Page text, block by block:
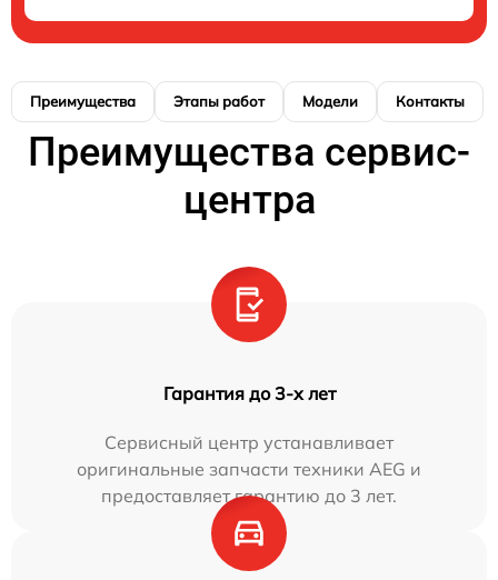
Преимущества Этапы работ Модели Контакты
Преимущества сервис-
центра
Гарантия до 3-х лет
Сервисный центр устанавливает
оригинальные запчасти техники AEG и
предоставляет гарантию до 3 лет.